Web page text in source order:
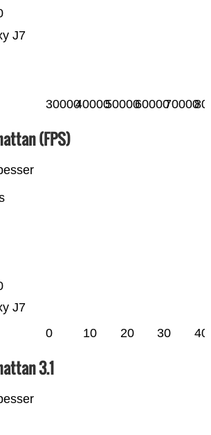
J7
3000040000500006000070000
(FPS)
J7
0 10 20 30 40
3.1